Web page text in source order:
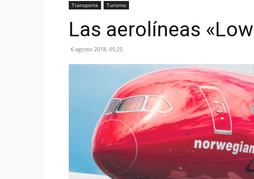
Transporte Turismo
Las aerolíneas
6 agosto 2018, 05:25